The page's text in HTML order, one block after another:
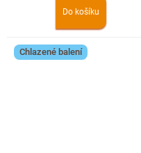
Do košíku
Chlazené balení